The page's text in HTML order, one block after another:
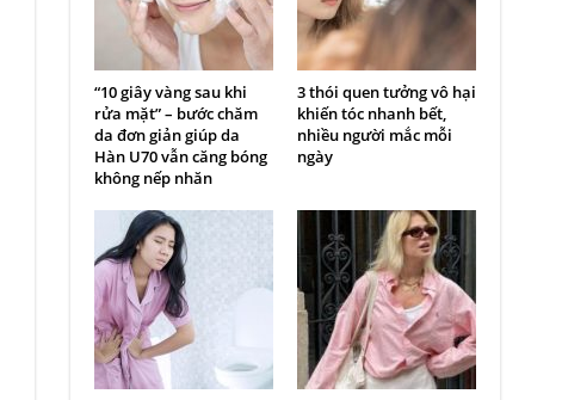
“10 giây vàng sau khi
rửa mặt” – bước chăm
da đơn giản giúp da
Hàn U70 vẫn căng bóng
không nếp nhăn
3 thói quen tưởng vô hại
khiến tóc nhanh bết,
nhiều người mắc mỗi
ngày